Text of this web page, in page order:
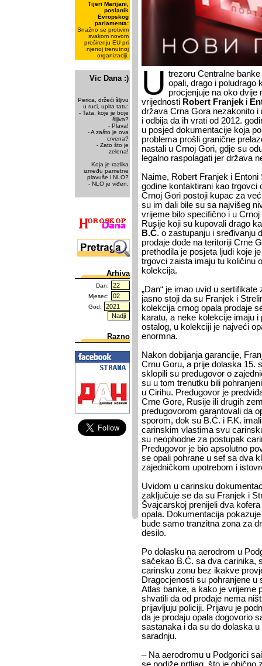
Tijeri Marijani,
poslanik
Evropskog
parlamenta:
Snažno se protivim
svakom novom
proširenju EU pri
njenoj trenutnoj
organizaciji.
Vic Dana :)
Perica, držeći šljivu
u ruci, upita tatu:
- Tata, koje je boje
šljiva?
- Plava!
- A zašto je ova
crvena?
- Zato što je
zelena!
Koja je razlika
između pametne
plavuše i NLO?
- NLO je viđen.
Arhiva
Dan:
Mjesec:
God:
Razno
U trezoru Centralne
opali, drago i poludrago
procjenjuje na oko dvije
vrijednosti Robert Franjek i
država Crna Gora nezakonito i
i odbija da ih vrati od 2012.
u posjed dokumentacije koja
problema prošli granične
nastali u Crnoj Gori, gdje su
legalno raspolagati jer država
Naime, Robert Franjek i
godine kontaktirani kao trgovci
Crnoj Gori postoji kupac za
su im dali bile su sa najvišeg
vrijeme bilo specifično i u
Rusije koji su kupovali drago
B.Ć. o zastupanju i sređivanju
prodaje dođe na teritoriji Crne
prethodila je posjeta ljudi koje
trgovci zaista imaju tu količinu
kolekcija.
„Dan“ je imao uvid u
jasno stoji da su Franjek i
kolekcija crnog opala prodaje
karatu, a neke kolekcije imaju
ostalog, u kolekciji je najveći
enormna.
Nakon dobijanja garancije,
Crnu Goru, a prije dolaska 15.
sklopili su predugovor o
su u tom trenutku bili
u Cirihu. Predugovor je
Crne Gore, Rusije ili drugih
predugovorom garantovali da
sporom, dok su B.Ć. i F.K.
carinskim vlastima svu
su neophodne za postupak
Predugovor je bio apsolutno
se opali pohrane u sef sa dva
zajedničkom upotrebom i
Uvidom u carinsku
zaključuje se da su Franjek i
Švajcarskoj prenijeli dva
opala. Dokumentacija
bude samo tranzitna zona za
desilo.
Po dolasku na aerodrom u
sačekao B.Ć. sa dva carinika,
carinsku zonu bez ikakve
Dragocjenosti su pohranjene u
Atlas banke, a kako je vrijeme
shvatili da od prodaje nema
prijavljuju policiji. Prijavu je
da je prodaju opala dogovorio
sastanaka i da su do dolaska
saradnju.
– Na aerodromu u Podgorici